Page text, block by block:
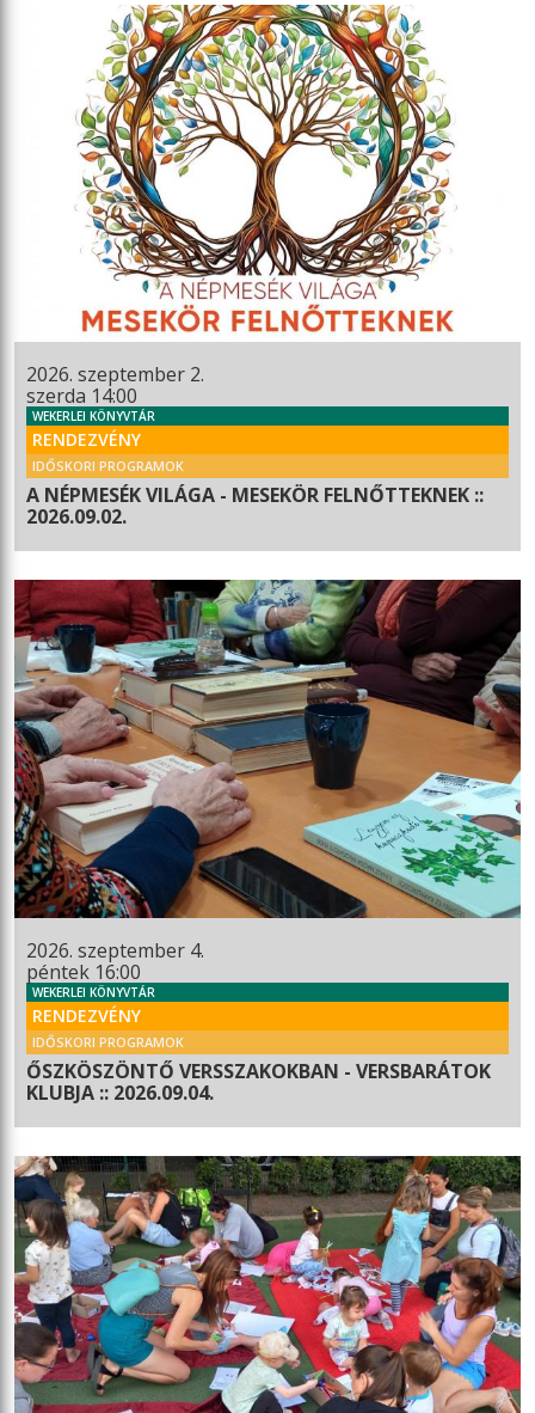
2026. szeptember 2.
szerda 14:00
WEKERLEI KÖNYVTÁR
RENDEZVÉNY
IDŐSKORI PROGRAMOK
A NÉPMESÉK VILÁGA - MESEKÖR FELNŐTTEKNEK ::
2026.09.02.
2026. szeptember 4.
péntek 16:00
WEKERLEI KÖNYVTÁR
RENDEZVÉNY
IDŐSKORI PROGRAMOK
ŐSZKÖSZÖNTŐ VERSSZAKOKBAN - VERSBARÁTOK
KLUBJA :: 2026.09.04.